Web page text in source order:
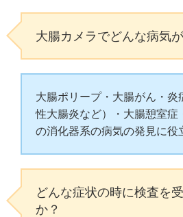
大腸カメラでどんな病気
大腸ポリープ・大腸がん・炎
性大腸炎など）・大腸憩室症
の消化器系の病気の発見に役
どんな症状の時に検査を
か？